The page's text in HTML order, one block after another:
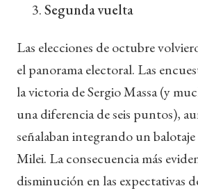
Segunda vuelta
Las elecciones de octubre
el panorama electoral. Las
la victoria de Sergio Massa (y
una diferencia de seis puntos),
señalaban integrando un
Milei. La consecuencia más
disminución en las expectativas